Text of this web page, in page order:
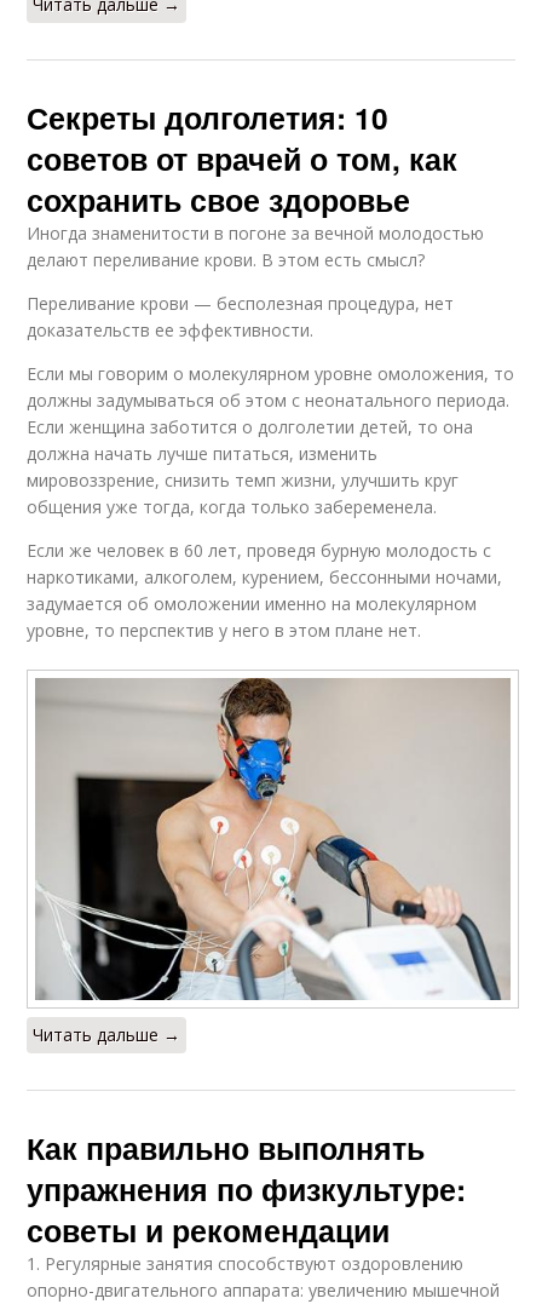
Секреты долголетия: 10
советов от врачей о том, как
сохранить свое здоровье
Иногда знаменитости в погоне за вечной молодостью
делают переливание крови. В этом есть смысл?
Переливание крови — бесполезная процедура, нет
доказательств ее эффективности.
Если мы говорим о молекулярном уровне омоложения, то
должны задумываться об этом с неонатального периода.
Если женщина заботится о долголетии детей, то она
должна начать лучше питаться, изменить
мировоззрение, снизить темп жизни, улучшить круг
общения уже тогда, когда только забеременела.
Если же человек в 60 лет, проведя бурную молодость с
наркотиками, алкоголем, курением, бессонными ночами,
задумается об омоложении именно на молекулярном
уровне, то перспектив у него в этом плане нет.
Читать дальше →
Как правильно выполнять
упражнения по физкультуре:
советы и рекомендации
1. Регулярные занятия способствуют оздоровлению
опорно-двигательного аппарата: увеличению мышечной